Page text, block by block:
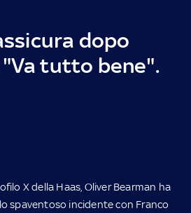
dopo
tutto bene".
X della Haas, Oliver Bearman ha
spaventoso incidente con Franco